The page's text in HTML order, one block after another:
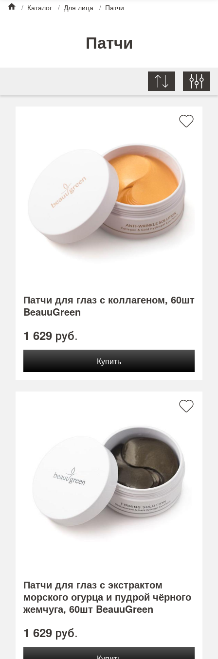
/ Каталог / Для лица / Патчи
Патчи
Патчи для глаз с коллагеном, 60шт
BeauuGreen
1 629 руб.
Патчи для глаз с экстрактом
морского огурца и пудрой чёрного
жемчуга, 60шт BeauuGreen
1 629 руб.